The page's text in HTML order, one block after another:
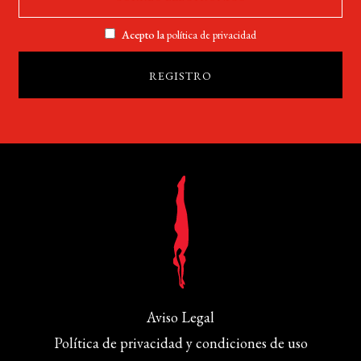
Acepto lapolítica de privacidad
Aviso Legal
Política de privacidad y condiciones de uso